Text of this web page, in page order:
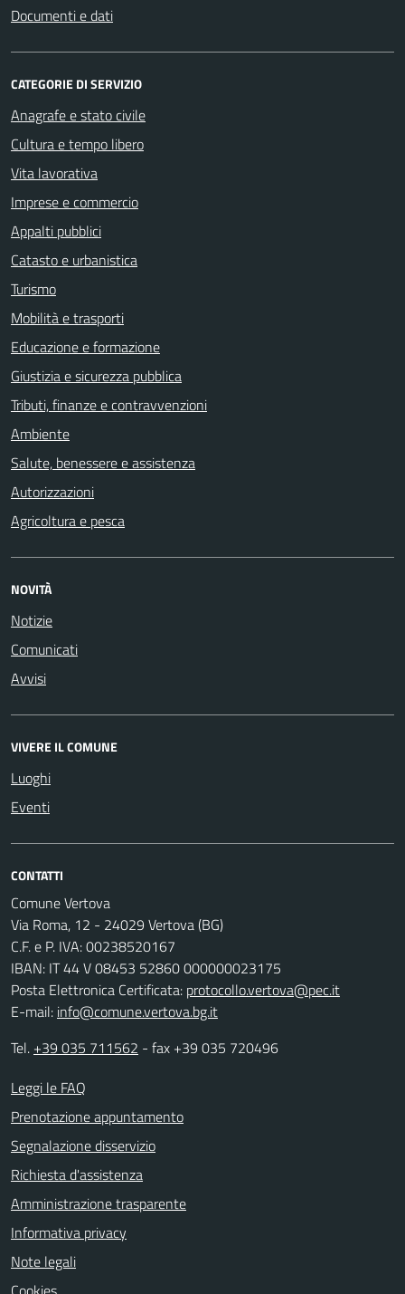
Documenti e dati
CATEGORIE DI SERVIZIO
Anagrafe e stato civile
Cultura e tempo libero
Vita lavorativa
Imprese e commercio
Appalti pubblici
Catasto e urbanistica
Turismo
Mobilità e trasporti
Educazione e formazione
Giustizia e sicurezza pubblica
Tributi, finanze e contravvenzioni
Ambiente
Salute, benessere e assistenza
Autorizzazioni
Agricoltura e pesca
NOVITÀ
Notizie
Comunicati
Avvisi
VIVERE IL COMUNE
Luoghi
Eventi
CONTATTI
Comune Vertova
Via Roma, 12 - 24029 Vertova (BG)
C.F. e P. IVA: 00238520167
IBAN: IT 44 V 08453 52860 000000023175
Posta Elettronica Certificata: protocollo.vertova@pec.it
E-mail: info@comune.vertova.bg.it
Tel. +39 035 711562 - fax +39 035 720496
Leggi le FAQ
Prenotazione appuntamento
Segnalazione disservizio
Richiesta d'assistenza
Amministrazione trasparente
Informativa privacy
Note legali